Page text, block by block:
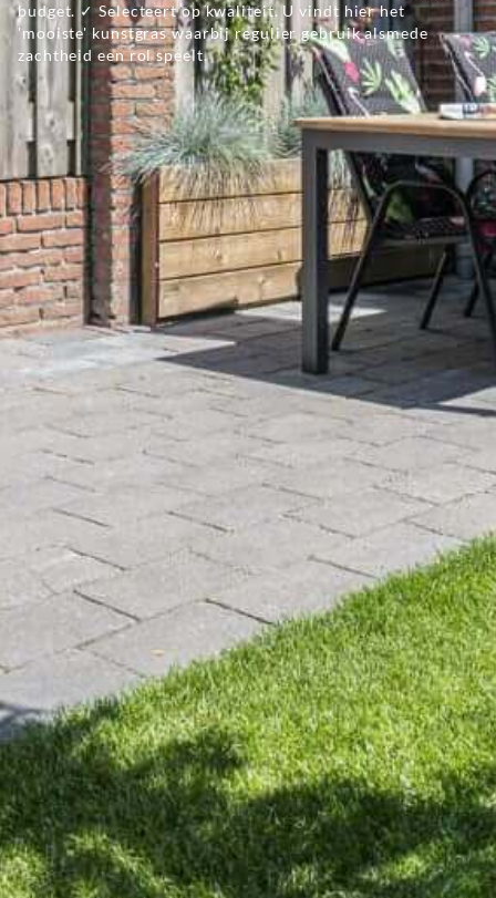
budget. ✓ Selecteert op kwaliteit. U vindt hier het
'mooiste' kunstgras waarbij regulier gebruik alsmede
zachtheid een rol speelt.